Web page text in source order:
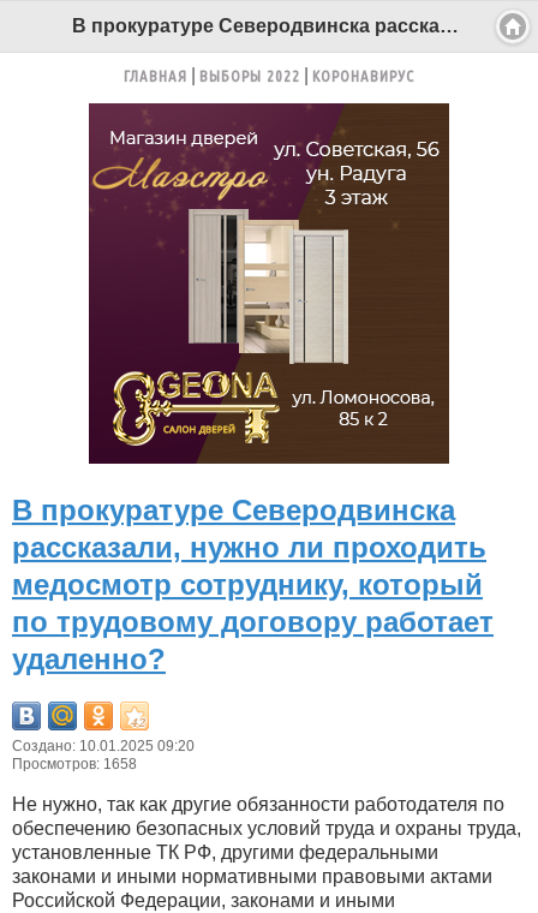
В прокуратуре Северодвинска рассказали, нужно ли проходить медосмотр сотруднику, который по трудовому договору работает удаленно? - Беломорканал Северодвинск tv29.ru
ГЛАВНАЯ ВЫБОРЫ 2022 КОРОНАВИРУС
В прокуратуре Северодвинска
рассказали, нужно ли проходить
медосмотр сотруднику, который
по трудовому договору работает
удаленно?
Создано: 10.01.2025 09:20
Просмотров: 1658
Не нужно, так как другие обязанности работодателя по
обеспечению безопасных условий труда и охраны труда,
установленные ТК РФ, другими федеральными
законами и иными нормативными правовыми актами
Российской Федерации, законами и иными